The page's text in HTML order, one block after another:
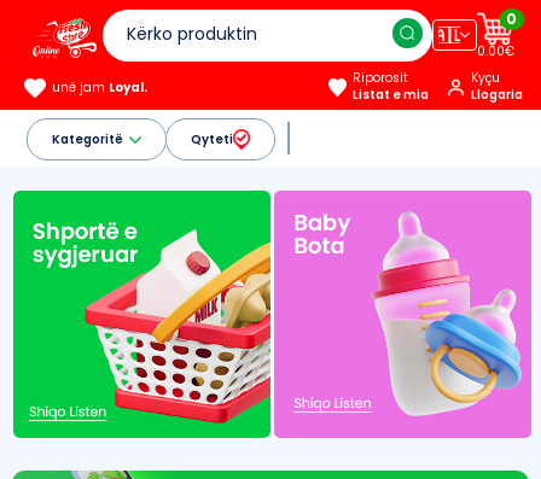
🇦🇱
0
0.00€
unë jam Loyal.
Riporosit
Listat e mia
Kyçu
Llogaria
Kategoritë Qyteti